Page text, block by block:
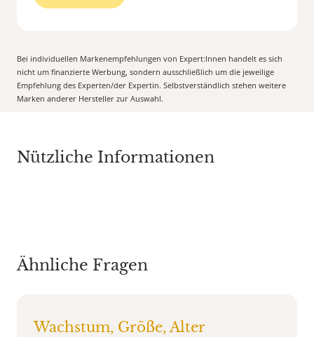
Bei individuellen Markenempfehlungen von Expert:Innen handelt es sich
nicht um finanzierte Werbung, sondern ausschließlich um die jeweilige
Empfehlung des Experten/der Expertin. Selbstverständlich stehen weitere
Marken anderer Hersteller zur Auswahl.
Nützliche Informationen
Ähnliche Fragen
Wachstum, Größe, Alter